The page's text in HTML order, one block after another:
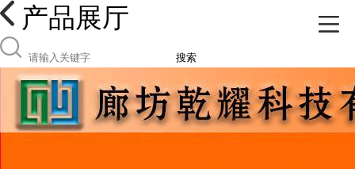
产品展厅
搜索